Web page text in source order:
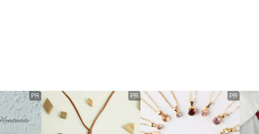
PR PR PR